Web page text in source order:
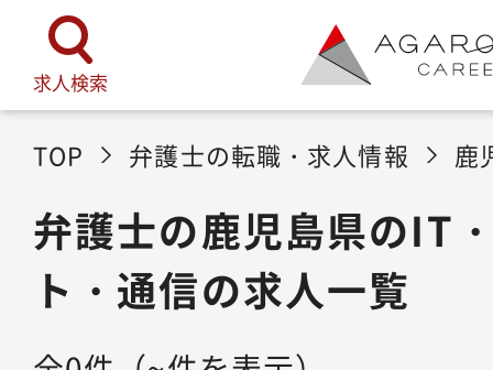
求人検索
TOP 弁護士の転職・求人情報 鹿
弁護士の鹿児島県のIT
ト・通信の求人一覧